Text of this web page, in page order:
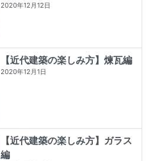
2020年12月12日
【近代建築の楽しみ方】煉瓦編
2020年12月1日
【近代建築の楽しみ方】ガラス
編